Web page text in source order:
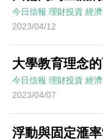
今日信報 理財投資 經
2023/04/12
大學教育理念
今日信報 理財投資 經
2023/04/07
浮動與固定滙